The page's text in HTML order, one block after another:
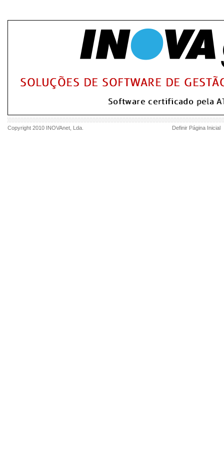
Copyright 2010 INOVAnet , Lda. Definir Página Inicial